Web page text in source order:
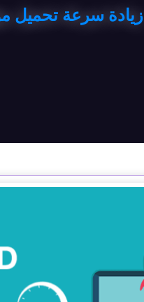
زيادة سرعة تحميل